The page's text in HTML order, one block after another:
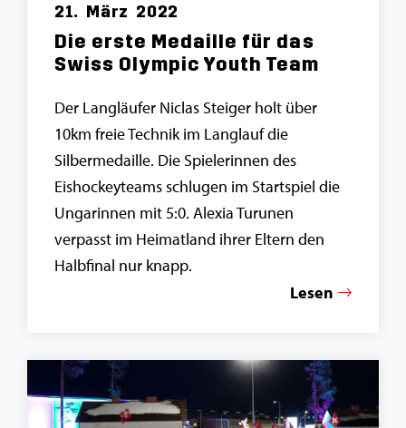
21. März 2022
Die erste Medaille für das
Swiss Olympic Youth Team
Der Langläufer Niclas Steiger holt über
10km freie Technik im Langlauf die
Silbermedaille. Die Spielerinnen des
Eishockeyteams schlugen im Startspiel die
Ungarinnen mit 5:0. Alexia Turunen
verpasst im Heimatland ihrer Eltern den
Halbfinal nur knapp.
Lesen